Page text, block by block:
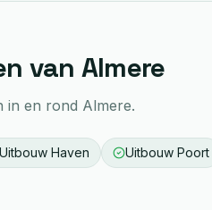
van Almere
in en rond Almere.
Uitbouw Haven Uitbouw Poort